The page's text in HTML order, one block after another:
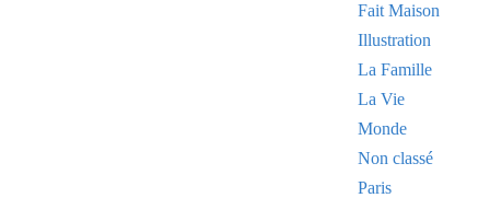
Fait Maison
Illustration
La Famille
La Vie
Monde
Non classé
Paris